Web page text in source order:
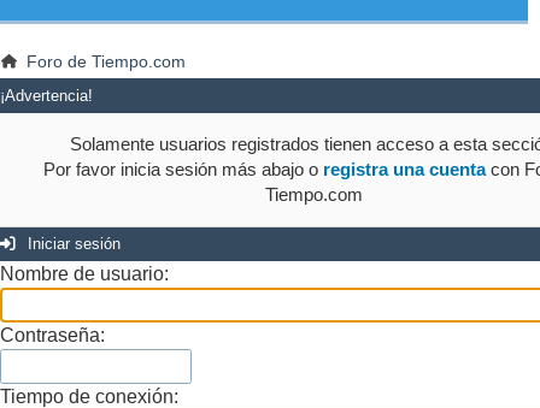
Foro de Tiempo.com
¡Advertencia!
Solamente usuarios registrados tienen acceso a esta
Por favor inicia sesión más abajo o registra una cuentacon
Tiempo.com
Iniciar sesión
Nombre de usuario:
Contraseña:
Tiempo de conexión: